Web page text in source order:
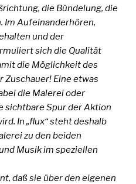
die Bündelung, die
Im Aufeinanderhören,
und der
sich die Qualität
die Möglichkeit des
Eine etwas
die Malerei oder
sichtbare Spur der Aktion
In „flux“ steht deshalb
zu den beiden
Musik im speziellen
daß sie über den eigenen